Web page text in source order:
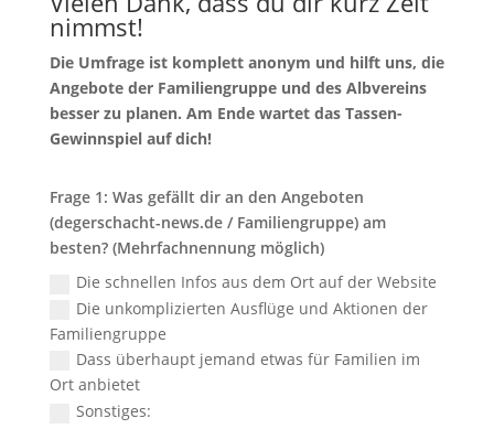
nimmst!
Die Umfrage ist komplett anonym und hilft uns, die
Angebote der Familiengruppe und des Albvereins
besser zu planen. Am Ende wartet das Tassen-
Gewinnspiel auf dich!
Frage 1: Was gefällt dir an den Angeboten
(degerschacht-news.de / Familiengruppe) am
besten? (Mehrfachnennung möglich)
Die schnellen Infos aus dem Ort auf der Website
Die unkomplizierten Ausflüge und Aktionen der
Familiengruppe
Dass überhaupt jemand etwas für Familien im
Ort anbietet
Sonstiges: